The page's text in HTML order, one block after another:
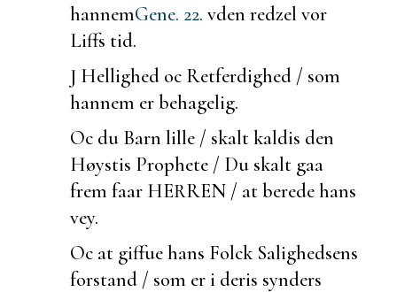
hannemGene. 22. vden redzel vor
Liffs tid.
J Hellighed oc Retferdighed / som
hannem er behagelig.
Oc du Barn lille / skalt kaldis den
Høystis Prophete / Du skalt gaa
frem faar HERREN / atberede hans
vey.
Oc at giffue hans Folck Salighedsens
forstand / som er i deris synders